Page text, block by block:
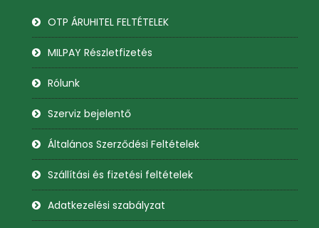
OTP ÁRUHITEL FELTÉTELEK
MILPAY Részletfizetés
Rólunk
Szerviz bejelentő
Általános Szerződési Feltételek
Szállítási és fizetési feltételek
Adatkezelési szabályzat